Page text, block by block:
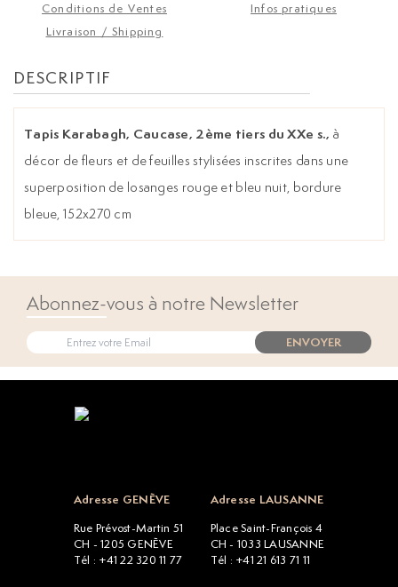
Conditions de Ventes
Infos pratiques
Livraison / Shipping
DESCRIPTIF
Tapis Karabagh, Caucase, 2ème tiers du XXe s., à
décor de fleurs et de feuilles stylisées inscrites dans une
superposition de losanges rouge et bleu nuit, bordure
bleue, 152x270 cm
Abonnez-vous à notre Newsletter
ENVOYER
Adresse GENÈVE
Rue Prévost-Martin 51
CH - 1205 GENÈVE
Tél : +41 22 320 11 77
Adresse LAUSANNE
Place Saint-François 4
CH - 1033 LAUSANNE
Tél : +41 21 613 71 11